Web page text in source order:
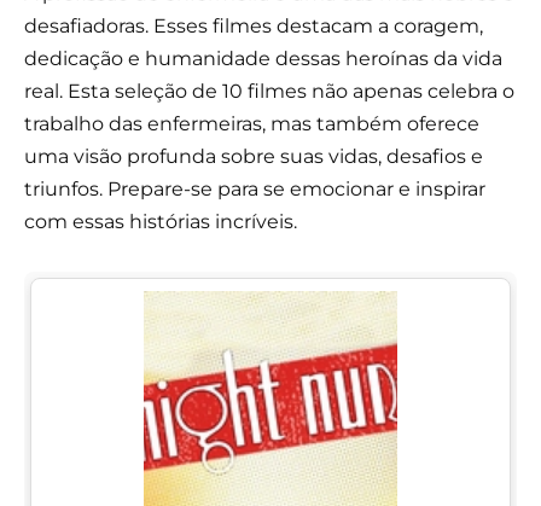
desafiadoras. Esses filmes destacam a coragem,
dedicação e humanidade dessas heroínas da vida
real. Esta seleção de 10 filmes não apenas celebra o
trabalho das enfermeiras, mas também oferece
uma visão profunda sobre suas vidas, desafios e
triunfos. Prepare-se para se emocionar e inspirar
com essas histórias incríveis.